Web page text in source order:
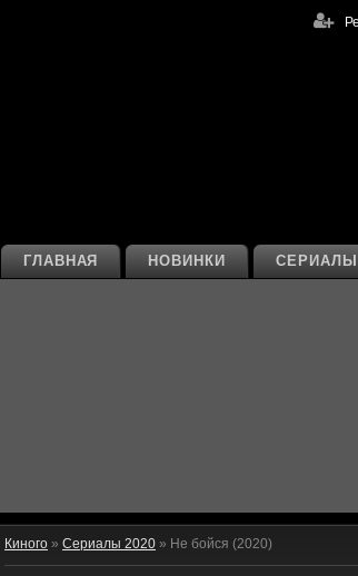
СЕРИАЛЫ
НОВИНКИ
ГЛАВНАЯ
Киного » Сериалы 2020 » Не бойся (2020)